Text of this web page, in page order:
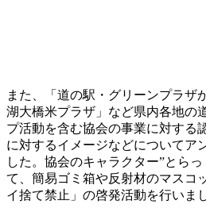
また、「道の駅・グリーンプラザ
湖大橋米プラザ」など県内各地の
プ活動を含む協会の事業に対する
に対するイメージなどについてア
した。協会のキャラクター”とら
て、簡易ゴミ箱や反射材のマスコ
イ捨て禁止」の啓発活動を行いま